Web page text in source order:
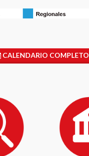
CALENDARIO COMPLETO